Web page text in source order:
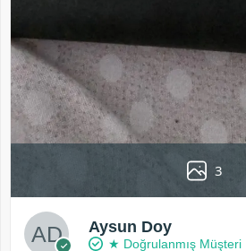
3
Aysun Doy
★ Doğrulanmış Müşteri